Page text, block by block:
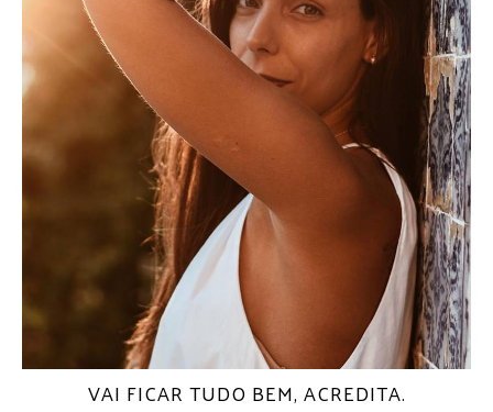
VAI FICAR TUDO BEM, ACREDITA.